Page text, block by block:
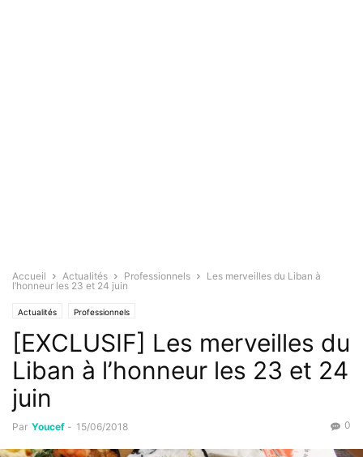
Accueil Actualités Professionnels
Les merveilles du Liban à
l’honneur les 23 et 24 juin
Actualités Professionnels
[EXCLUSIF] Les merveilles du
Liban à l’honneur les 23 et 24
juin
Par Youcef - 15/06/2018 0